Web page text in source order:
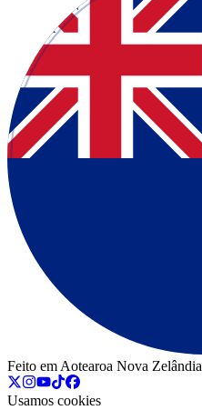
Feito em Aotearoa Nova Zelândia
Usamos cookies